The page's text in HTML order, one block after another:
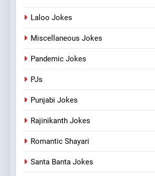
Laloo Jokes
Miscellaneous Jokes
Pandemic Jokes
PJs
Punjabi Jokes
Rajinikanth Jokes
Romantic Shayari
Santa Banta Jokes